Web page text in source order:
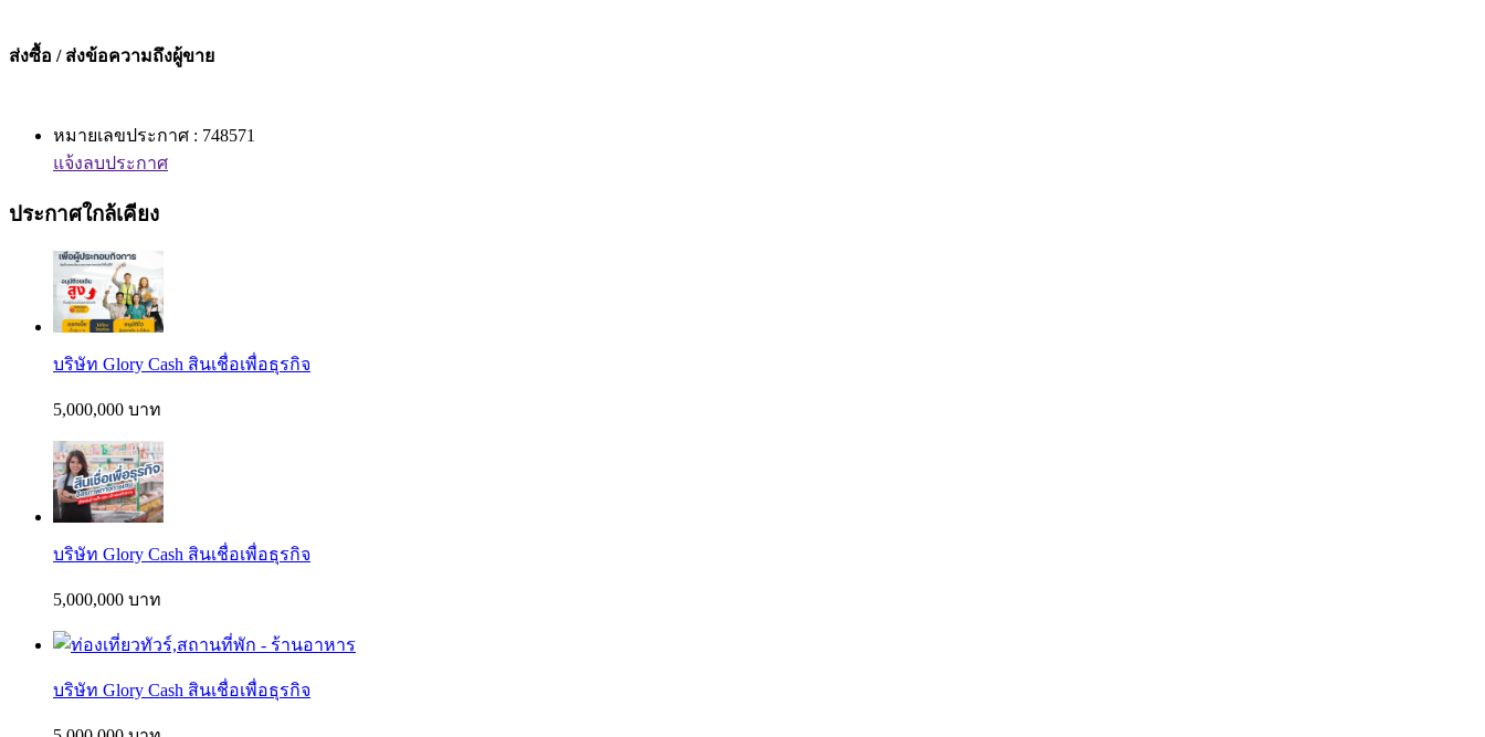
ส่งซื้อ / ส่งข้อความถึงผู้ขาย
หมายเลขประกาศ : 748571
แจ้งลบประกาศ
ประกาศใกล้เคียง
บริษัท Glory Cash สินเชื่อเพื่อธุรกิจ
5,000,000 บาท
บริษัท Glory Cash สินเชื่อเพื่อธุรกิจ
5,000,000 บาท
บริษัท Glory Cash สินเชื่อเพื่อธุรกิจ